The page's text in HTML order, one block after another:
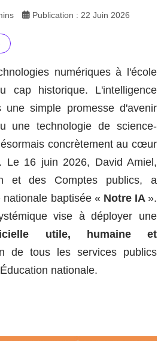
Publication : 22 Juin 2026
numériques à l'école
cap historique. L'intelligence
une simple promesse d'avenir
une technologie de science-
concrètement au cœur
Le 16 juin 2026, David Amiel,
et des Comptes publics, a
baptisée «Notre IA ».
vise à déployer une
utile, humaine et
de tous les services publics
nationale.